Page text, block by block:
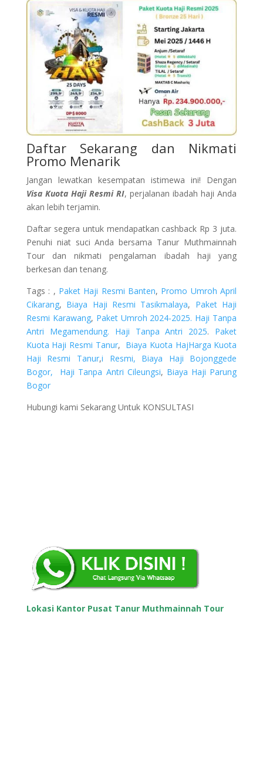
Daftar Sekarang dan Nikmati
Promo Menarik
Jangan lewatkan kesempatan istimewa ini! Dengan
Visa Kuota Haji Resmi RI, perjalanan ibadah haji Anda
akan lebih terjamin.
Daftar segera untuk mendapatkan cashback Rp 3 juta.
Penuhi niat suci Anda bersama Tanur Muthmainnah
Tour dan nikmati pengalaman ibadah haji yang
berkesan dan tenang.
Tags : , Paket Haji Resmi Banten, Promo Umroh April
Cikarang, Biaya Haji Resmi Tasikmalaya, Paket Haji
Resmi Karawang, Paket Umroh 2024-2025. Haji Tanpa
Antri Megamendung.
Haji Tanpa Antri 2025. Paket
Kuota Haji Resmi Tanur, Biaya Kuota HajHarga Kuota
Haji Resmi Tanur,i Resmi, Biaya Haji Bojonggede
Bogor,
Haji Tanpa Antri Cileungsi, Biaya Haji Parung
Bogor
Hubungi kami Sekarang Untuk KONSULTASI
Lokasi Kantor Pusat Tanur Muthmainnah Tour